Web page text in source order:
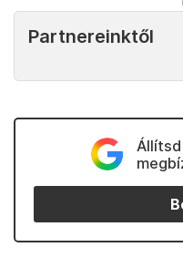
Partnereinktől